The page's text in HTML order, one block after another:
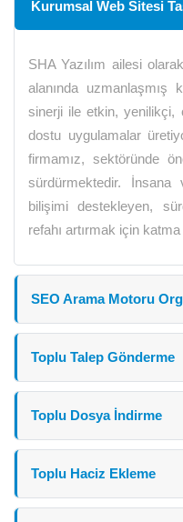
Kurumsal Web Sitesi
SHA Yazılım ailesi
alanında uzmanlaşmış
sinerji ile etkin, yenilikçi,
dostu uygulamalar
firmamız, sektöründe
sürdürmektedir.
bilişimi destekleyen,
refahı artırmak için
SEO Arama Motoru
Toplu Talep Gönderme
Toplu Dosya İndirme
Toplu Haciz Ekleme